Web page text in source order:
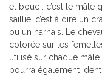
et bouc : c’est le mâle
saillie, c’est à dire un
ou un harnais. Le
colorée sur les
utilisé sur chaque
pourra également